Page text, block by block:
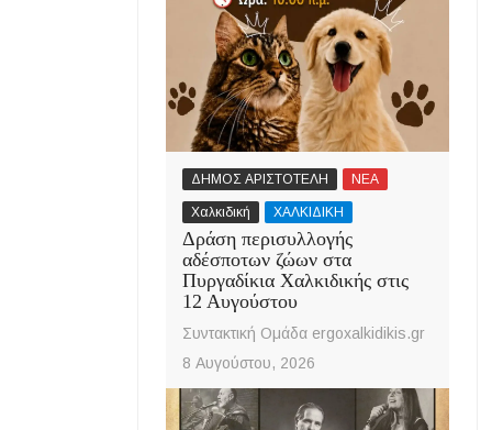
ΔΗΜΟΣ ΑΡΙΣΤΟΤΕΛΗ ΝΕΑ
Χαλκιδική ΧΑΛΚΙΔΙΚΗ
Δράση περισυλλογής
αδέσποτων ζώων στα
Πυργαδίκια Χαλκιδικής στις
12 Αυγούστου
Συντακτική Ομάδα ergoxalkidikis.gr
8 Αυγούστου, 2026